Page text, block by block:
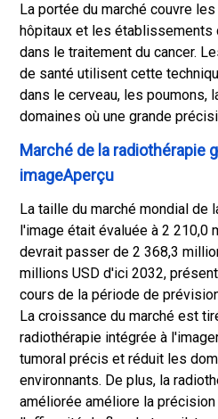
La portée du marché couvre
hôpitaux et les
dans le traitement du cancer.
de santé utilisent cette
dans le cerveau, les poumons,
domaines où une grande
Marché de la radiothérapie
imageAperçu
La taille du marché mondial de
l'image était évaluée à 2 210,0
devrait passer de 2 368,3
millions USD d'ici 2032,
cours de la période de
La croissance du marché est
radiothérapie intégrée à
tumoral précis et réduit les
environnants. De plus, la
améliorée améliore la